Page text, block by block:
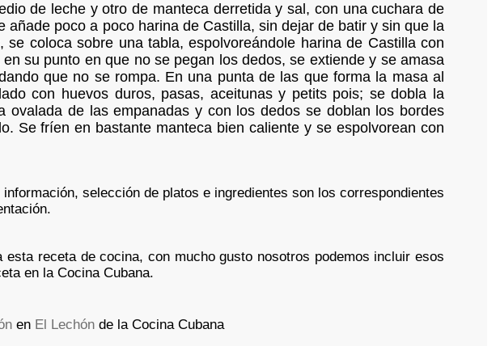
de leche y otro de manteca derretida y sal, con una cuchara de
poco a poco harina de Castilla, sin dejar de batir y sin que la
coloca sobre una tabla, espolvoreándole harina de Castilla con
su punto en que no se pegan los dedos, se extiende y se amasa
que no se rompa. En una punta de las que forma la masa al
con huevos duros, pasas, aceitunas y petits pois; se dobla la
de las empanadas y con los dedos se doblan los bordes
Se fríen en bastante manteca bien caliente y se espolvorean con
selección de platos e ingredientes son los correspondientes
receta de cocina, con mucho gusto nosotros podemos incluir esos
en la Cocina Cubana.
en El Lechónde la Cocina Cubana